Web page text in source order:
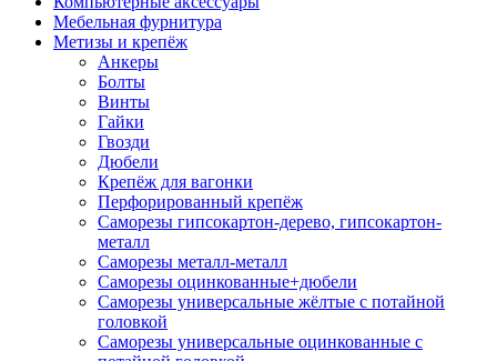
Мебельная фурнитура
Метизы и крепёж
Анкеры
Болты
Винты
Гайки
Гвозди
Дюбели
Крепёж для вагонки
Перфорированный крепёж
Саморезы гипсокартон-дерево, гипсокартон-
металл
Саморезы металл-металл
Саморезы оцинкованные+дюбели
Саморезы универсальные жёлтые с потайной
головкой
Саморезы универсальные оцинкованные с